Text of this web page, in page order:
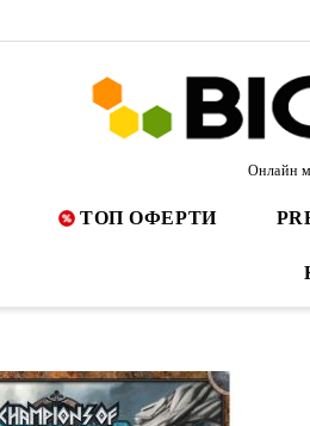
Онлайн
ТОП ОФЕРТИ